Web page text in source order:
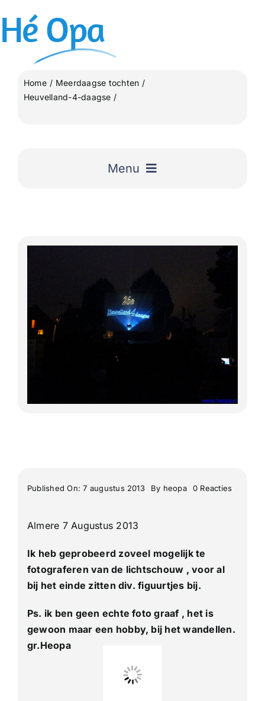
inhoud
Hé Opa
Home
Meerdaagse tochten
Heuvelland-4-daagse
Menu
Uitgelicht
Lange Afstand Wandeltochten
Meerdaagse tochten
Buitenlandse Wandelingen
Recente Wandelingen
Published On: 7 augustus 2013 By heopa 0 Reactieson
Almere 7 Augustus 2013
Ik heb geprobeerd zoveel mogelijk te
fotograferen van de lichtschouw , voor al
bij het einde zitten div. figuurtjes bij.
Ps. ik ben geen echte foto graaf , het is
gewoon maar een hobby, bij het wandellen.
gr.Heopa